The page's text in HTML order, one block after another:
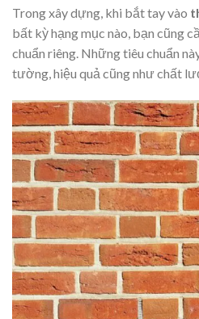
Trong xây dựng, khi bắt tay vào
bất kỳ hạng mục nào, bạn cũng
chuẩn riêng. Những tiêu chuẩn
tường, hiệu quả cũng như chất